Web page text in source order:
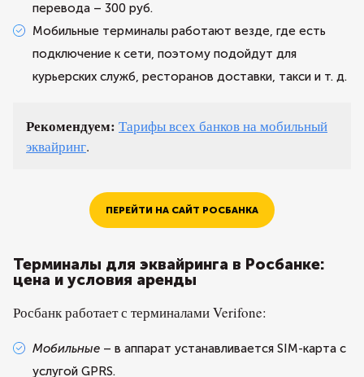
перевода – 300 руб.
Мобильные терминалы работают везде, где есть
подключение к сети, поэтому подойдут для
курьерских служб, ресторанов доставки, такси и т. д.
Рекомендуем: Тарифы всех банков на мобильный
эквайринг.
ПЕРЕЙТИ НА САЙТ РОСБАНКА
Терминалы для эквайринга в Росбанке:
цена и условия аренды
Росбанк работает с терминалами Verifone:
Мобильные – в аппарат устанавливается SIM-карта с
услугой GPRS.